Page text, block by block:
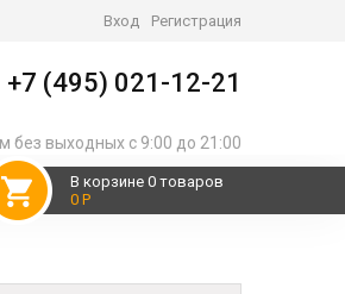
Вход Регистрация
+7 (495) 021-12-21
без выходных с 9:00 до 21:00
В корзине 0 товаров
0 Р